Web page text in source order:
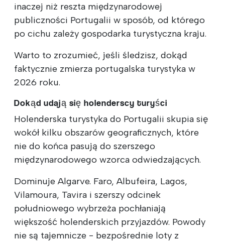
inaczej niż reszta międzynarodowej
publiczności Portugalii w sposób, od którego
po cichu zależy gospodarka turystyczna kraju.
Warto to zrozumieć, jeśli śledzisz, dokąd
faktycznie zmierza portugalska turystyka w
2026 roku.
Dokąd udają się holenderscy turyści
Holenderska turystyka do Portugalii skupia się
wokół kilku obszarów geograficznych, które
nie do końca pasują do szerszego
międzynarodowego wzorca odwiedzających.
Dominuje Algarve. Faro, Albufeira, Lagos,
Vilamoura, Tavira i szerszy odcinek
południowego wybrzeża pochłaniają
większość holenderskich przyjazdów. Powody
nie są tajemnicze - bezpośrednie loty z